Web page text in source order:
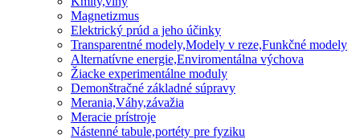
Magnetizmus
Elektrický prúd a jeho účinky
Transparentné modely,Modely v reze,Funkčné modely
Alternatívne energie,Enviromentálna výchova
Žiacke experimentálne moduly
Demonštračné základné súpravy
Merania,Váhy,závažia
Meracie prístroje
Nástenné tabule,portéty pre fyziku